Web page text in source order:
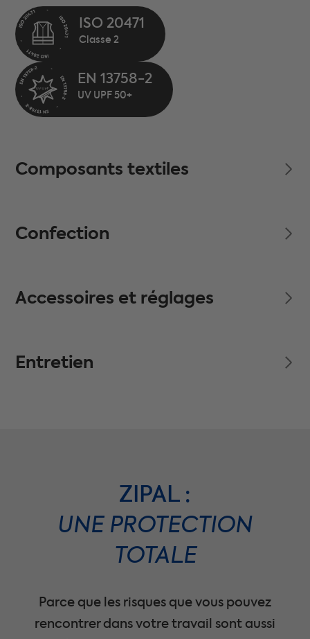
ISO 20471
EN 13758-2
Composants textiles
Confection
Accessoires et réglages
Entretien
ZIPAL :
UNE PROTECTION
TOTALE
Parce que les risques que vous pouvez
rencontrer dans votre travail sont aussi